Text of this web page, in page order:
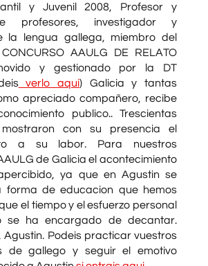
y Juvenil 2008, Profesor y
profesores, investigador y
la lengua gallega, miembro del
AAULG DE RELATO
y gestionado por la DT
verlo aquí) Galicia y tantas
apreciado compañero, recibe
publico.. Trescientas
con su presencia el
a su labor. Para nuestros
de Galicia el acontecimiento
ya que en Agustin se
forma de educacion que hemos
el tiempo y el esfuerzo personal
se ha encargado de decantar.
Agustin. Podeis practicar vuestros
de gallego y seguir el emotivo